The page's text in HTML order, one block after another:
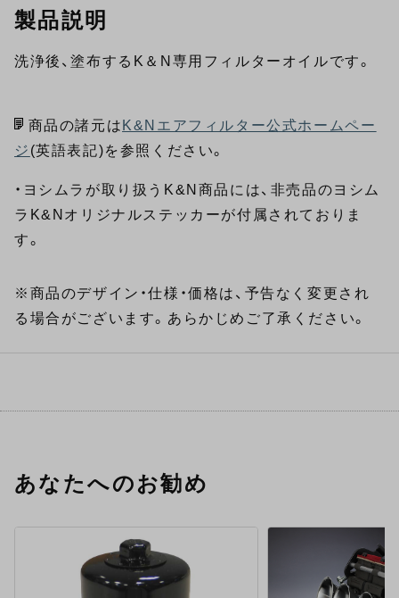
製品説明
洗浄後、塗布するK＆N専用フィルターオイルです。
商品の諸元は K&Nエアフィルター公式ホームペー
ジ (英語表記)を参照ください。
・ヨシムラが取り扱うK&N商品には、非売品のヨシム
ラK&Nオリジナルステッカーが付属されておりま
す。
※商品のデザイン・仕様・価格は、予告なく変更され
る場合がございます。あらかじめご了承ください。
あなたへのお勧め